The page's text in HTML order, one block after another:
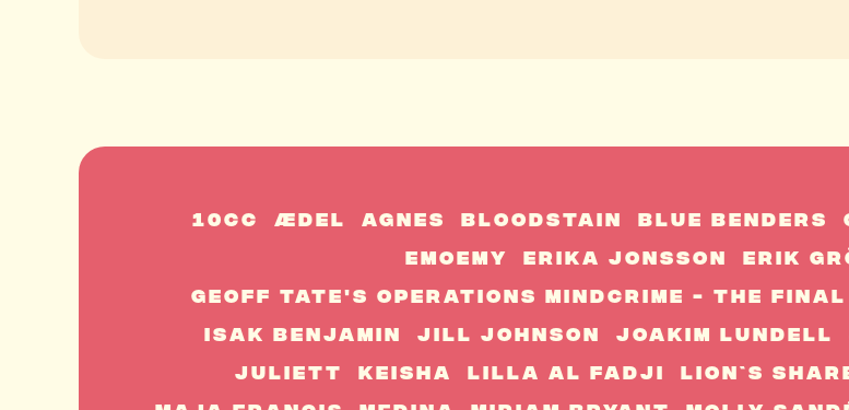
10cc ÆDEL Agnes Bloodstain Blue Benders
EmoEmy
Erika Jonsson Erik
Geoff Tate's Operations Mindcrime - The
Isak Benjamin
Jill Johnson Joakim Lundell
Juliett
Keisha Lilla Al Fadji Lion`s